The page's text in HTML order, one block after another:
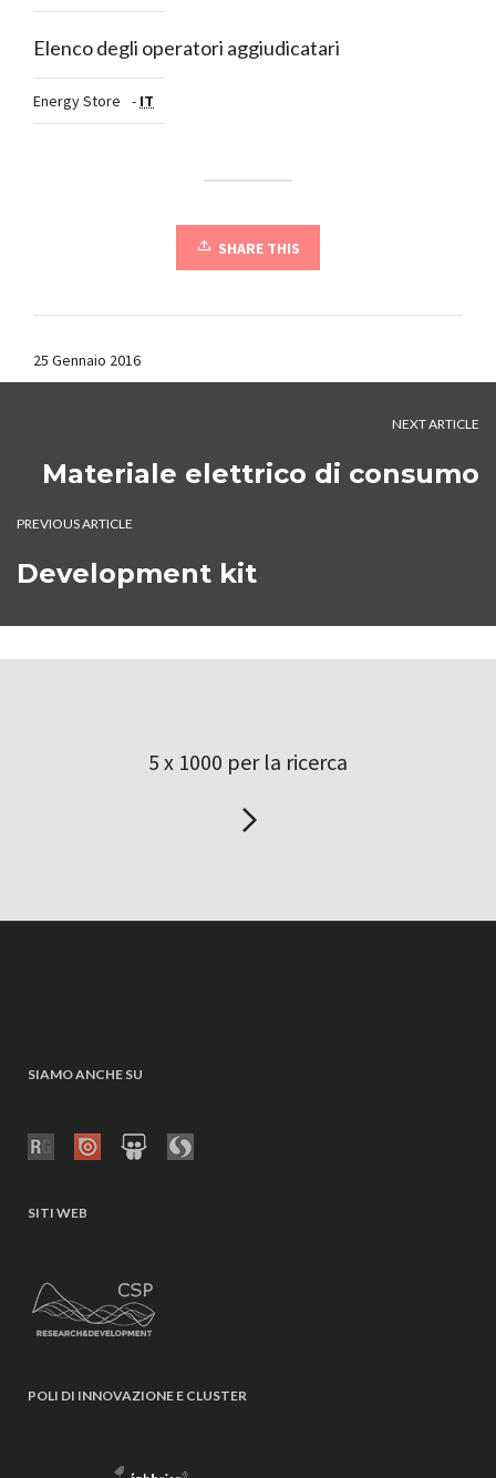
Elenco degli operatori aggiudicatari
Energy Store - IT
SHARE THIS
25 Gennaio 2016
NEXT ARTICLE
Materiale elettrico di consumo
PREVIOUS ARTICLE
Development kit
5 x 1000 per la ricerca
SIAMO ANCHE SU
SITI WEB
POLI DI INNOVAZIONE E CLUSTER